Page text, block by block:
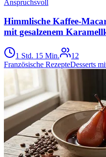
Anspruchsvoll
Himmlische Kaffee-
mit gesalzenem
1 Std. 15 Min.
12
Französische RezepteDesserts